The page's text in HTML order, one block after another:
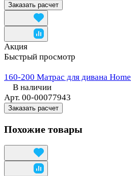
Заказать расчет
Акция
Быстрый просмотр
160-200 Матрас для дивана Home
В наличии
Арт. 00-00077943
Заказать расчет
Похожие товары